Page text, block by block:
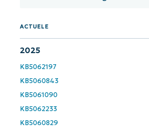
ACTUELE
2025
KB5062197
KB5060843
KB5061090
KB5062233
KB5060829
Phone
Land